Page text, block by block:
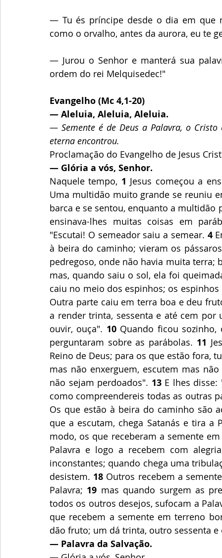
— Tu és príncipe desde o dia em que
como o orvalho, antes da aurora, eu te
— Jurou o Senhor e manterá sua
ordem do rei Melquisedec!"
Evangelho (Mc 4,1-20)
— Aleluia, Aleluia, Aleluia.
— Semente é de Deus a Palavra, o
eterna encontrou.
Proclamação do Evangelho de Jesus
— Glória a vós, Senhor.
Naquele tempo, 1 Jesus começou a
Uma multidão muito grande se reuniu
barca e se sentou, enquanto a multidão
ensinava-lhes muitas coisas em
"Escutai! O semeador saiu a semear. 4
à beira do caminho; vieram os
pedregoso, onde não havia muita
mas, quando saiu o sol, ela foi
caiu no meio dos espinhos; os
Outra parte caiu em terra boa e deu
a render trinta, sessenta e até cem
ouvir, ouça". 10 Quando ficou sozinho,
perguntaram sobre as parábolas. 11
Reino de Deus; para os que estão fora,
mas não enxerguem, escutem mas
não sejam perdoados". 13 E lhes disse:
como compreendereis todas as outras
Os que estão à beira do caminho são
que a escutam, chega Satanás e tira a
modo, os que receberam a semente
Palavra e logo a recebem com
inconstantes; quando chega uma
desistem. 18 Outros recebem a
Palavra; 19 mas quando surgem as
todos os outros desejos, sufocam a
que recebem a semente em terreno
dão fruto; um dá trinta, outro sessenta
— Palavra da Salvação.